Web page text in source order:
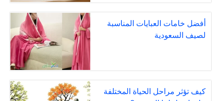
أفضل خامات العبايات المناسبة
لصيف السعودية
كيف تؤثر مراحل الحياة المختلفة